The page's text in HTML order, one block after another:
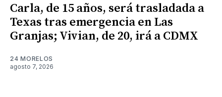
Carla, de 15 años, será trasladada a
Texas tras emergencia en Las
Granjas; Vivian, de 20, irá a CDMX
24 MORELOS
agosto 7, 2026